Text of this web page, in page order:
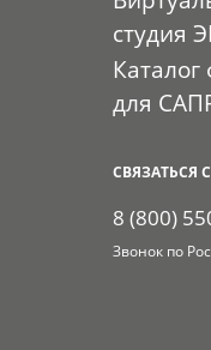
студия
для
СВЯЗАТЬСЯ
8 (800)
Звонок по